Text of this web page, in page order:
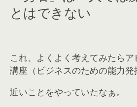
とはできない
これ、よくよく考えてみたら
講座（ビジネスのための能力発
近いことをやっていたなぁ。